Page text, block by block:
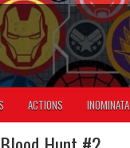
ACTIONS INOMINATA